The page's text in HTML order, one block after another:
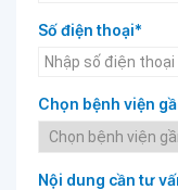
Số điện thoại*
Chọn bệnh viện
Nội dung cần tư